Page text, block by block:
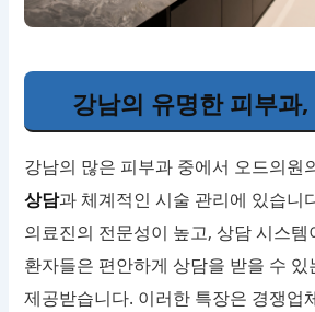
강남의 유명한 피부과
강남의 많은 피부과 중에서 오드의원
상담과 체계적인 시술 관리에 있습니
의료진의 전문성이 높고, 상담 시스템
환자들은 편안하게 상담을 받을 수 있
제공받습니다. 이러한 특장은 경쟁업